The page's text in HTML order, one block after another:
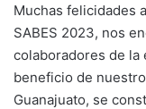
Muchas felicidades
SABES 2023, nos
colaboradores de la
beneficio de
Guanajuato, se